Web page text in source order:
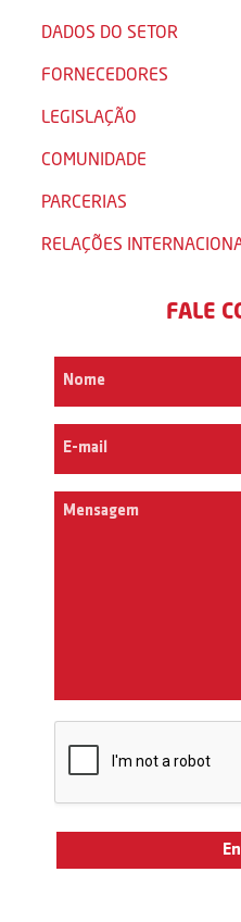
DADOS DO SETOR
FORNECEDORES
LEGISLAÇÃO
COMUNIDADE
PARCERIAS
RELAÇÕES
FALE